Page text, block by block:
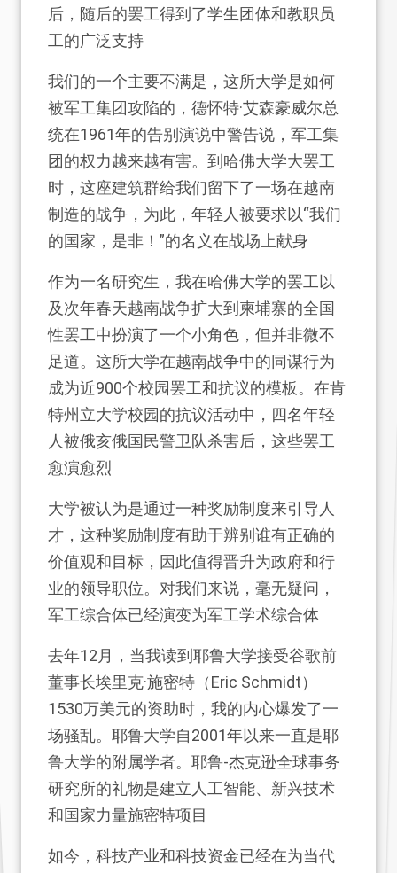
后，随后的罢工得到了学生团体和教职员
工的广泛支持
我们的一个主要不满是，这所大学是如何
被军工集团攻陷的，德怀特·艾森豪威尔总
统在1961年的告别演说中警告说，军工集
团的权力越来越有害。到哈佛大学大罢工
时，这座建筑群给我们留下了一场在越南
制造的战争，为此，年轻人被要求以“我们
的国家，是非！”的名义在战场上献身
作为一名研究生，我在哈佛大学的罢工以
及次年春天越南战争扩大到柬埔寨的全国
性罢工中扮演了一个小角色，但并非微不
足道。这所大学在越南战争中的同谋行为
成为近900个校园罢工和抗议的模板。在肯
特州立大学校园的抗议活动中，四名年轻
人被俄亥俄国民警卫队杀害后，这些罢工
愈演愈烈
大学被认为是通过一种奖励制度来引导人
才，这种奖励制度有助于辨别谁有正确的
价值观和目标，因此值得晋升为政府和行
业的领导职位。对我们来说，毫无疑问，
军工综合体已经演变为军工学术综合体
去年12月，当我读到耶鲁大学接受谷歌前
董事长埃里克·施密特（Eric Schmidt）
1530万美元的资助时，我的内心爆发了一
场骚乱。耶鲁大学自2001年以来一直是耶
鲁大学的附属学者。耶鲁-杰克逊全球事务
研究所的礼物是建立人工智能、新兴技术
和国家力量施密特项目
如今，科技产业和科技资金已经在为当代